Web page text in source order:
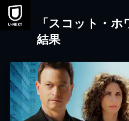
本文へスキップ
「スコット・
結果